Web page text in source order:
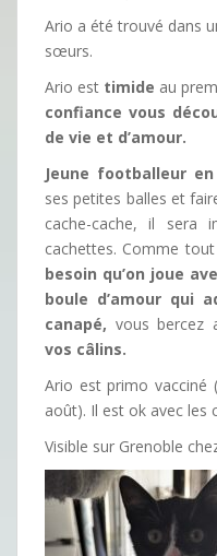
Ario a été trouvé dans
sœurs.
Ario est timide au
confiance vous
de vie et d’amour.
Jeune footballeur
ses petites balles et
cache-cache, il sera
cachettes. Comme
besoin qu’on joue
boule d’amour qui
canapé, vous bercez
vos câlins.
Ario est primo vacciné
août). Il est ok avec les
Visible sur Grenoble